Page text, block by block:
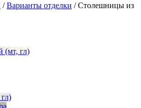
/Варианты отделки /Столешницы из
(мт, гл)